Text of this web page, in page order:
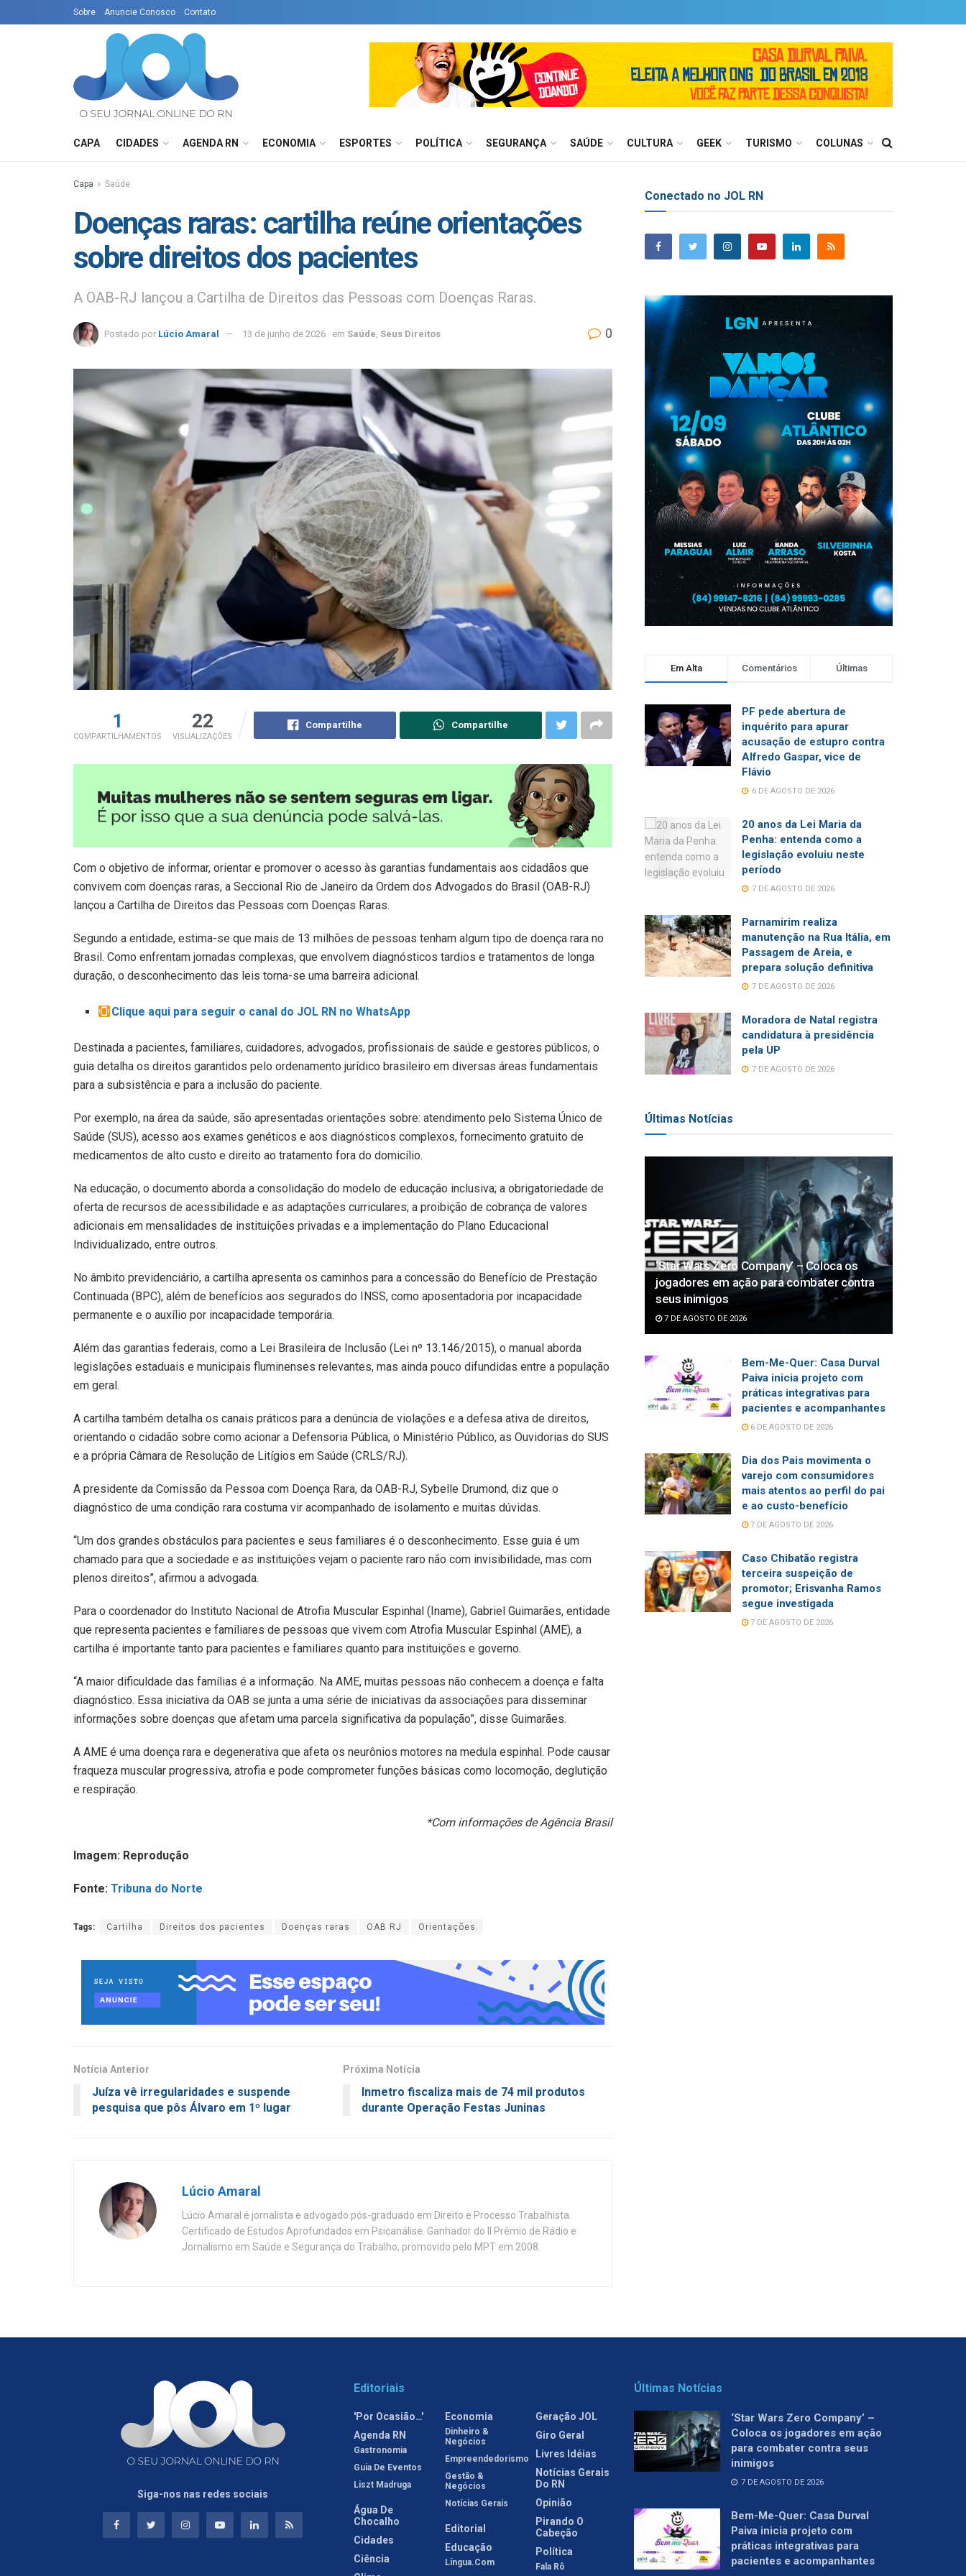
Sobre Anuncie Conosco Contato
CAPA CIDADES AGENDA RN ECONOMIA ESPORTES POLÍTICA SEGURANÇA SAÚDE CULTURA GEEK TURISMO COLUNAS
Capa Saúde
Doenças raras: cartilha reúne orientações
sobre direitos dos pacientes
A OAB-RJ lançou a Cartilha de Direitos das Pessoas com Doenças Raras.
Postado por Lúcio Amaral 13 de junho de 2026 em Saúde Seus Direitos 0
1
COMPARTILHAMENTOS
22
VISUALIZAÇÕES
Compartilhe Compartilhe
Com o objetivo de informar, orientar e promover o acesso às garantias fundamentais aos cidadãos que
convivem com doenças raras, a Seccional Rio de Janeiro da Ordem dos Advogados do Brasil (OAB-RJ)
lançou a Cartilha de Direitos das Pessoas com Doenças Raras.
Segundo a entidade, estima-se que mais de 13 milhões de pessoas tenham algum tipo de doença rara no
Brasil. Como enfrentam jornadas complexas, que envolvem diagnósticos tardios e tratamentos de longa
duração, o desconhecimento das leis torna-se uma barreira adicional.
Clique aqui para seguir o canal do JOL RN no WhatsApp
Destinada a pacientes, familiares, cuidadores, advogados, profissionais de saúde e gestores públicos, o
guia detalha os direitos garantidos pelo ordenamento jurídico brasileiro em diversas áreas fundamentais
para a subsistência e para a inclusão do paciente.
Por exemplo, na área da saúde, são apresentadas orientações sobre: atendimento pelo Sistema Único de
Saúde (SUS), acesso aos exames genéticos e aos diagnósticos complexos, fornecimento gratuito de
medicamentos de alto custo e direito ao tratamento fora do domicílio.
Na educação, o documento aborda a consolidação do modelo de educação inclusiva; a obrigatoriedade de
oferta de recursos de acessibilidade e as adaptações curriculares; a proibição de cobrança de valores
adicionais em mensalidades de instituições privadas e a implementação do Plano Educacional
Individualizado, entre outros.
No âmbito previdenciário, a cartilha apresenta os caminhos para a concessão do Benefício de Prestação
Continuada (BPC), além de benefícios aos segurados do INSS, como aposentadoria por incapacidade
permanente e o auxílio por incapacidade temporária.
Além das garantias federais, como a Lei Brasileira de Inclusão (Lei nº 13.146/2015), o manual aborda
legislações estaduais e municipais fluminenses relevantes, mas ainda pouco difundidas entre a população
em geral.
A cartilha também detalha os canais práticos para a denúncia de violações e a defesa ativa de direitos,
orientando o cidadão sobre como acionar a Defensoria Pública, o Ministério Público, as Ouvidorias do SUS
e a própria Câmara de Resolução de Litígios em Saúde (CRLS/RJ).
A presidente da Comissão da Pessoa com Doença Rara, da OAB-RJ, Sybelle Drumond, diz que o
diagnóstico de uma condição rara costuma vir acompanhado de isolamento e muitas dúvidas.
“Um dos grandes obstáculos para pacientes e seus familiares é o desconhecimento. Esse guia é um
chamado para que a sociedade e as instituições vejam o paciente raro não com invisibilidade, mas com
plenos direitos”, afirmou a advogada.
Para o coordenador do Instituto Nacional de Atrofia Muscular Espinhal (Iname), Gabriel Guimarães, entidade
que representa pacientes e familiares de pessoas que vivem com Atrofia Muscular Espinhal (AME), a
cartilha é importante tanto para pacientes e familiares quanto para instituições e governo.
“A maior dificuldade das famílias é a informação. Na AME, muitas pessoas não conhecem a doença e falta
diagnóstico. Essa iniciativa da OAB se junta a uma série de iniciativas da associações para disseminar
informações sobre doenças que afetam uma parcela significativa da população”, disse Guimarães.
A AME é uma doença rara e degenerativa que afeta os neurônios motores na medula espinhal. Pode causar
fraqueza muscular progressiva, atrofia e pode comprometer funções básicas como locomoção, deglutição
e respiração.
*Com informações de Agência Brasil
Imagem: Reprodução
Fonte: Tribuna do Norte
Tags: Cartilha Direitos dos pacientes Doenças raras OAB RJ Orientações
Notícia Anterior
Juíza vê irregularidades e suspende
pesquisa que pôs Álvaro em 1º lugar
Próxima Notícia
Inmetro fiscaliza mais de 74 mil produtos
durante Operação Festas Juninas
Lúcio Amaral
Lúcio Amaral é jornalista e advogado pós-graduado em Direito e Processo Trabalhista.
Certificado de Estudos Aprofundados em Psicanálise. Ganhador do II Prêmio de Rádio e
Jornalismo em Saúde e Segurança do Trabalho, promovido pelo MPT em 2008.
Conectado no JOL RN
Em Alta Comentários Últimas
PF pede abertura de
inquérito para apurar
acusação de estupro contra
Alfredo Gaspar, vice de
Flávio
6 DE AGOSTO DE 2026
20 anos da Lei Maria da
Penha: entenda como a
legislação evoluiu neste
período
7 DE AGOSTO DE 2026
Parnamirim realiza
manutenção na Rua Itália, em
Passagem de Areia, e
prepara solução definitiva
7 DE AGOSTO DE 2026
Moradora de Natal registra
candidatura à presidência
pela UP
7 DE AGOSTO DE 2026
Últimas Notícias
‘Star Wars Zero Company’ – Coloca os
jogadores em ação para combater contra
seus inimigos
7 DE AGOSTO DE 2026
Bem-Me-Quer: Casa Durval
Paiva inicia projeto com
práticas integrativas para
pacientes e acompanhantes
6 DE AGOSTO DE 2026
Dia dos Pais movimenta o
varejo com consumidores
mais atentos ao perfil do pai
e ao custo-benefício
7 DE AGOSTO DE 2026
Caso Chibatão registra
terceira suspeição de
promotor; Erisvanha Ramos
segue investigada
7 DE AGOSTO DE 2026
Siga-nos nas redes sociais
Editoriais
'Por Ocasião…'
Agenda RN
Gastronomia
Guia De Eventos
Liszt Madruga
Água De
Chocalho
Cidades
Ciência
Economia
Dinheiro &
Negócios
Empreendedorismo
Gestão &
Negócios
Notícias Gerais
Editorial
Educação
Língua.com
Geração JOL
Giro Geral
Livres Idéias
Notícias Gerais
Do RN
Opinião
Pirando O
Cabeção
Política
Fala Rô
Últimas Notícias
‘Star Wars Zero Company’ –
Coloca os jogadores em ação
para combater contra seus
inimigos
7 DE AGOSTO DE 2026
Bem-Me-Quer: Casa Durval
Paiva inicia projeto com
práticas integrativas para
pacientes e acompanhantes